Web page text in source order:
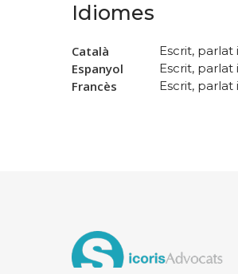
Idiomes
Català Escrit,
Espanyol Escrit,
Francès Escrit,